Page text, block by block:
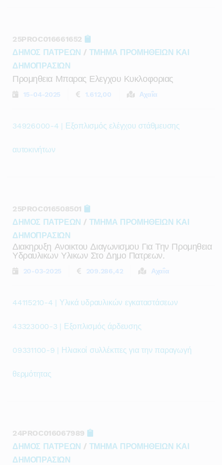
25PROC016661652
ΔΗΜΟΣ ΠΑΤΡΕΩΝ / ΤΜΗΜΑ ΠΡΟΜΗΘΕΙΩΝ ΚΑΙ
ΔΗΜΟΠΡΑΣΙΩΝ
Προμηθεια Μπαρας Ελεγχου Κυκλοφοριας
15-04-2025 1.612,00 Αχαΐα
34926000-4 | Εξοπλισμός ελέγχου στάθμευσης
αυτοκινήτων
25PROC016508501
ΔΗΜΟΣ ΠΑΤΡΕΩΝ / ΤΜΗΜΑ ΠΡΟΜΗΘΕΙΩΝ ΚΑΙ
ΔΗΜΟΠΡΑΣΙΩΝ
Διακηρυξη Ανοικτου Διαγωνισμου Για Την Προμηθεια
Υδραυλικων Υλικων Στο Δημο Πατρεων.
20-03-2025 209.286,42 Αχαΐα
44115210-4 | Υλικά υδραυλικών εγκαταστάσεων
43323000-3 | Εξοπλισμός άρδευσης
09331100-9 | Ηλιακοί συλλέκττες για την παραγωγή
θερμότητας
24PROC016067989
ΔΗΜΟΣ ΠΑΤΡΕΩΝ / ΤΜΗΜΑ ΠΡΟΜΗΘΕΙΩΝ ΚΑΙ
ΔΗΜΟΠΡΑΣΙΩΝ